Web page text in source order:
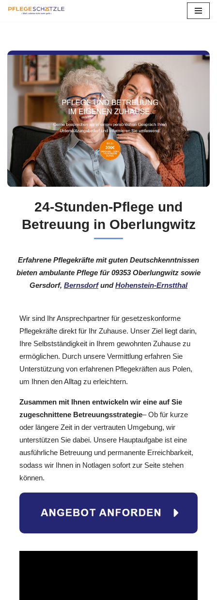
springen
24-Stunden-Pflege und
Betreuung in Oberlungwitz
Erfahrene Pflegekräfte mit guten Deutschkenntnissen
bieten ambulante Pflege für 09353 Oberlungwitz sowie
Gersdorf, BernsdorfundHohenstein-Ernstthal
Wir sind Ihr Ansprechpartner für gesetzeskonforme
Pflegekräfte direkt für Ihr Zuhause. Unser Ziel liegt darin,
Ihre Selbstständigkeit in Ihrem gewohnten Zuhause zu
ermöglichen. Durch unsere Vermittlung erfahren Sie
Unterstützung von erfahrenen Pflegekräften aus Polen,
um Ihnen den Alltag zu erleichtern.
Zusammen mit Ihnen entwickeln wir eine auf Sie
zugeschnittene Betreuungsstrategie– Ob für kurze
oder längere Zeit in der vertrauten Umgebung, wir
unterstützen Sie dabei. Unsere Hauptaufgabe ist eine
ausführliche Betreuung und permanente Erreichbarkeit,
sodass wir Ihnen in Notlagen sofort zur Seite stehen
können.